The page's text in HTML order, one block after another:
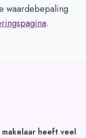
waardebepaling
.
heeft veel